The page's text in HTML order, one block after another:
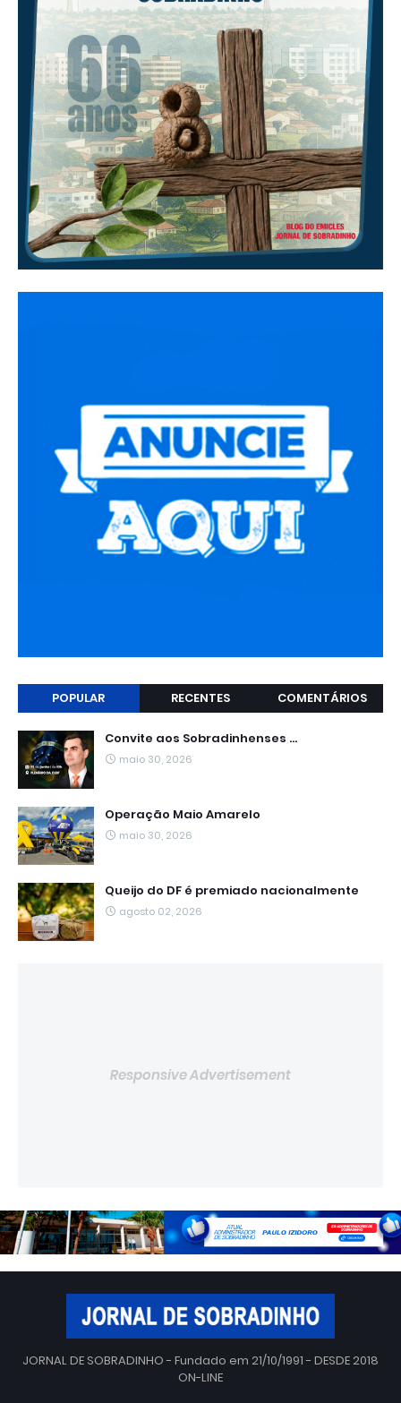
POPULAR RECENTES COMENTÁRIOS
Convite aos Sobradinhenses ...
maio 30, 2026
Operação Maio Amarelo
maio 30, 2026
Queijo do DF é premiado nacionalmente
agosto 02, 2026
Responsive Advertisement
JORNAL DE SOBRADINHO - Fundado em 21/10/1991 - DESDE 2018
ON-LINE